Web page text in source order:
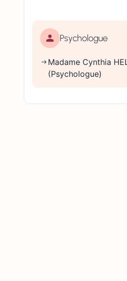
Psychologue
Madame Cynthia HELOU-CHESNEAU
(Psychologue)